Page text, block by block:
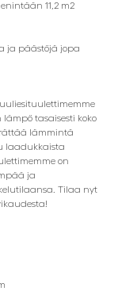
11,2 m2
ja päästöjä jopa
tasaisesti koko
lämmintä
laadukkaista
on
ja
Tilaa nyt